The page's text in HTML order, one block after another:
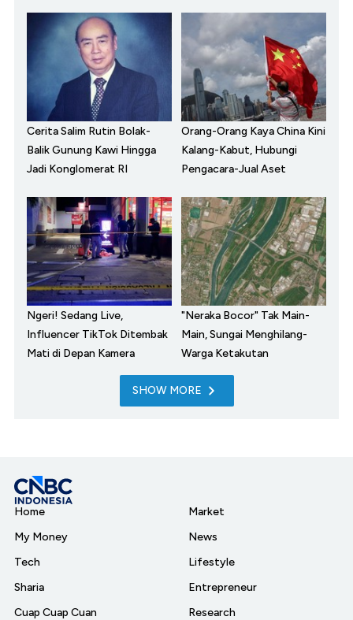
Cerita Salim Rutin Bolak-
Balik Gunung Kawi Hingga
Jadi Konglomerat RI
Orang-Orang Kaya China Kini
Kalang-Kabut, Hubungi
Pengacara-Jual Aset
Ngeri! Sedang Live,
Influencer TikTok Ditembak
Mati di Depan Kamera
"Neraka Bocor" Tak Main-
Main, Sungai Menghilang-
Warga Ketakutan
SHOW MORE
Home
My Money
Tech
Sharia
Cuap Cuap Cuan
Market
News
Lifestyle
Entrepreneur
Research